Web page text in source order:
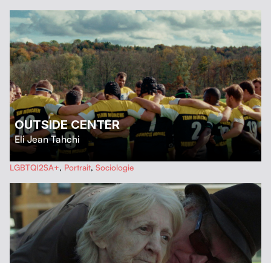
OUTSIDE CENTER
Eli Jean Tahchi
…
LGBTQI2SA+, Portrait, Sociologie